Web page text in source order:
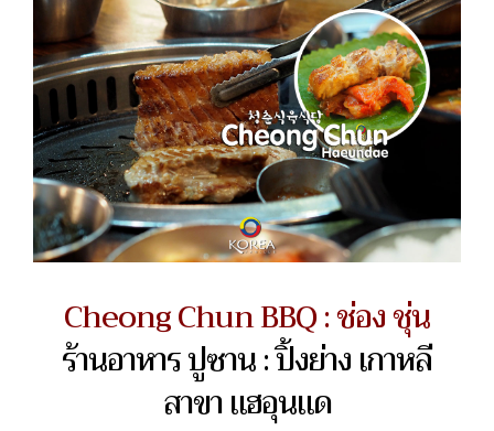
Cheong Chun BBQ : ช่อง ชุ่น
ร้านอาหาร ปูซาน : ปิ้งย่าง เกาหลี
สาขา แฮอุนแด